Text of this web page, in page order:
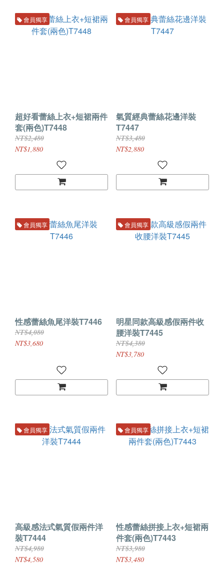
會員獨享
超好看蕾絲上衣+短裙兩件
套(兩色)T7448
NT$2,480
NT$1,880
會員獨享
氣質經典蕾絲花邊洋裝
T7447
NT$3,480
NT$2,880
會員獨享
性感蕾絲魚尾洋裝T7446
NT$4,080
NT$3,680
會員獨享
明星同款高級感假兩件收
腰洋裝T7445
NT$4,380
NT$3,780
會員獨享
高級感法式氣質假兩件洋
裝T7444
NT$4,980
NT$4,580
會員獨享
性感蕾絲拼接上衣+短裙兩
件套(兩色)T7443
NT$3,980
NT$3,480